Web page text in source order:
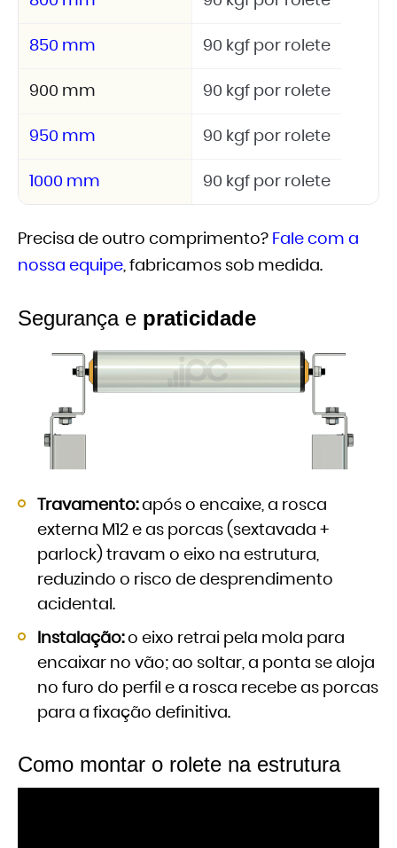
850 mm 90 kgf por rolete
900 mm 90 kgf por rolete
950 mm 90 kgf por rolete
1000 mm 90 kgf por rolete
Precisa de outro comprimento? Fale com a
nossa equipe, fabricamos sob medida.
Segurança e praticidade
Travamento:após o encaixe, a rosca
externa M12 e as porcas (sextavada +
parlock) travam o eixo na estrutura,
reduzindo o risco de desprendimento
acidental.
Instalação:o eixo retrai pela mola para
encaixar no vão; ao soltar, a ponta se aloja
no furo do perfil e a rosca recebe as porcas
para a fixação definitiva.
Como montar o rolete na estrutura